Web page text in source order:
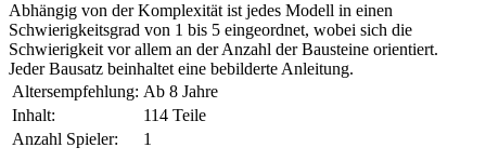
Abhängig von der Komplexität ist jedes Modell in einen
Schwierigkeitsgrad von 1 bis 5 eingeordnet, wobei sich die
Schwierigkeit vor allem an der Anzahl der Bausteine orientiert.
Jeder Bausatz beinhaltet eine bebilderte Anleitung.
Altersempfehlung: Ab 8 Jahre
Inhalt:
114 Teile
Anzahl Spieler:
1